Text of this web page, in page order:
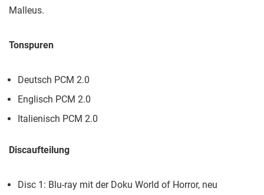
Malleus.
Tonspuren
Deutsch PCM 2.0
Englisch PCM 2.0
Italienisch PCM 2.0
Discaufteilung
Disc 1: Blu-ray mit der Doku World of Horror, neu